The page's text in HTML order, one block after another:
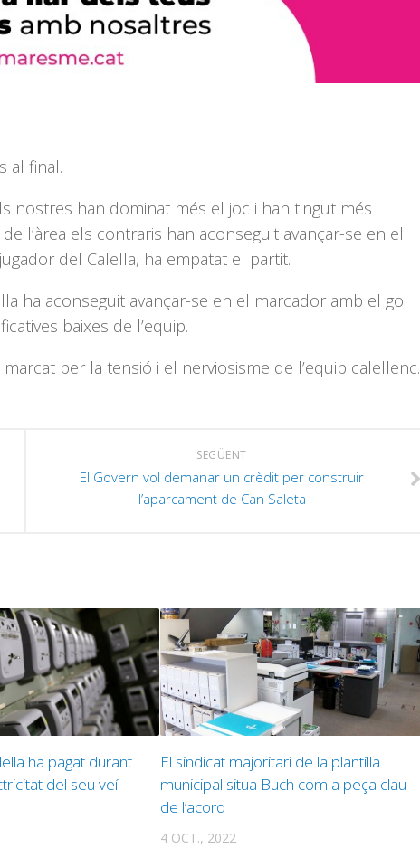
al final.
nostres han dominat més el joc i han tingut més
l’àrea els contraris han aconseguit avançar-se en el
del Calella, ha empatat el partit.
ha aconseguit avançar-se en el marcador amb el gol
baixes de l’equip.
per la tensió i el nerviosisme de l’equip calellenc.
SEGÜENT
El Govern vol demanar un crèdit per construir
l’aparcament de Can Saleta
ha pagat durant
del seu veí
El sindicat majoritari de la plantilla
municipal situa Buch com a peça clau
de l’acord
4 OCT., 2022